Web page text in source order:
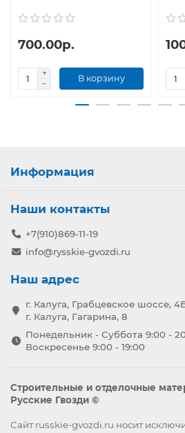
700.00р.
В корзину
Информация
Наши контакты
+7(910)869-11-19
info@rysskie-gvozdi.ru
Наш адрес
г. Калуга, Грабцевское шоссе,
г. Калуга, Гагарина, 8
Понедельник - Суббота 9:00 -
Воскресенье 9:00 - 19:00
Строительные и отделочные
Русские Гвозди ©
Сайт russkie-gvozdi.ru носит